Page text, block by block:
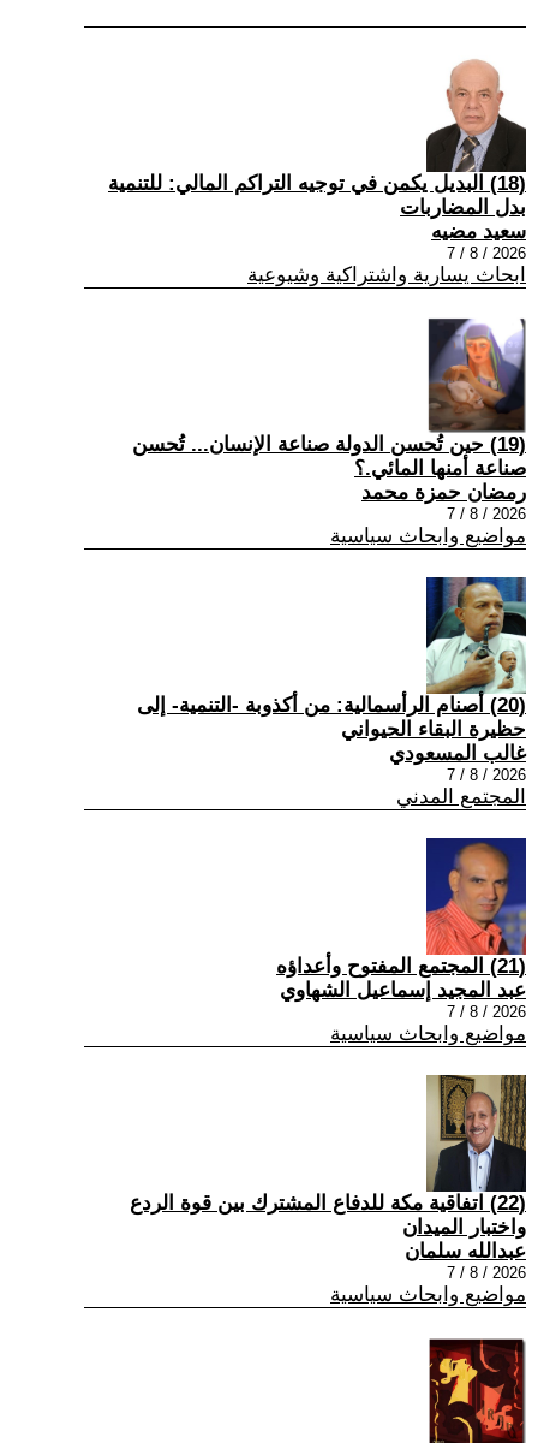
(18) البديل يكمن في توجيه التراكم المالي: للتنمية
بدل المضاربات
سعيد مضيه
2026 / 8 / 7
ابحاث يسارية واشتراكية وشيوعية
(19) حين تُحسن الدولة صناعة الإنسان... تُحسن
صناعة أمنها المائي.؟
رمضان حمزة محمد
2026 / 8 / 7
مواضيع وابحاث سياسية
(20) أصنام الرأسمالية: من أكذوبة -التنمية- إلى
حظيرة البقاء الحيواني
غالب المسعودي
2026 / 8 / 7
المجتمع المدني
(21) المجتمع المفتوح وأعداؤه
عبد المجيد إسماعيل الشهاوي
2026 / 8 / 7
مواضيع وابحاث سياسية
(22) اتفاقية مكة للدفاع المشترك بين قوة الردع
واختبار الميدان
عبدالله سلمان
2026 / 8 / 7
مواضيع وابحاث سياسية